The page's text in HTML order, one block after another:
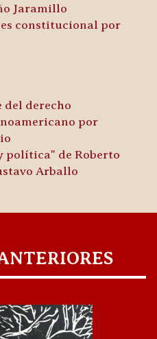
Jaramillo
constitucional por
del derecho
por
política" de Roberto
Arballo